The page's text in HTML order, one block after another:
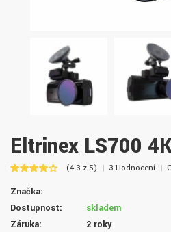
Eltrinex LS700
(4.3 z 5) 3 Hodnocení
Značka:
Dostupnost:
skladem
Záruka:
2 roky